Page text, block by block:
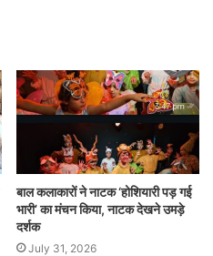
बाल कलाकारों ने नाटक ‘होशियारी पड़ गई
भारी’ का मंचन किया, नाटक देखने उमड़े
दर्शक
July 31, 2026